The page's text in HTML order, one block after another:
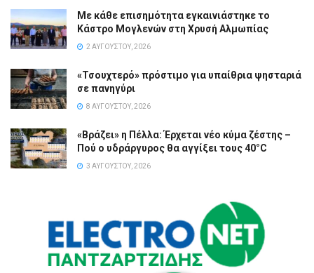
Με κάθε επισημότητα εγκαινιάστηκε το
Κάστρο Μογλενών στη Χρυσή Αλμωπίας
2 ΑΥΓΟΎΣΤΟΥ, 2026
«Τσουχτερό» πρόστιμο για υπαίθρια ψησταριά
σε πανηγύρι
8 ΑΥΓΟΎΣΤΟΥ, 2026
«Βράζει» η Πέλλα: Έρχεται νέο κύμα ζέστης –
Πού ο υδράργυρος θα αγγίξει τους 40°C
3 ΑΥΓΟΎΣΤΟΥ, 2026